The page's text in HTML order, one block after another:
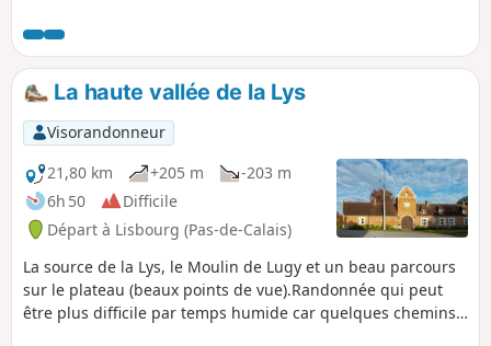
La haute vallée de la Lys
Visorandonneur
21,80 km
+205 m
-203 m
6h 50
Difficile
Départ à Lisbourg (Pas-de-Calais)
La source de la Lys, le Moulin de Lugy et un beau parcours
sur le plateau (beaux points de vue).Randonnée qui peut
être plus difficile par temps humide car quelques chemins